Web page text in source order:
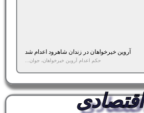
آروین خیرخواهان در زندان شاهرود اعدام شد
حکم اعدام آروین خیرخواهان، جوان...
اقتصادی